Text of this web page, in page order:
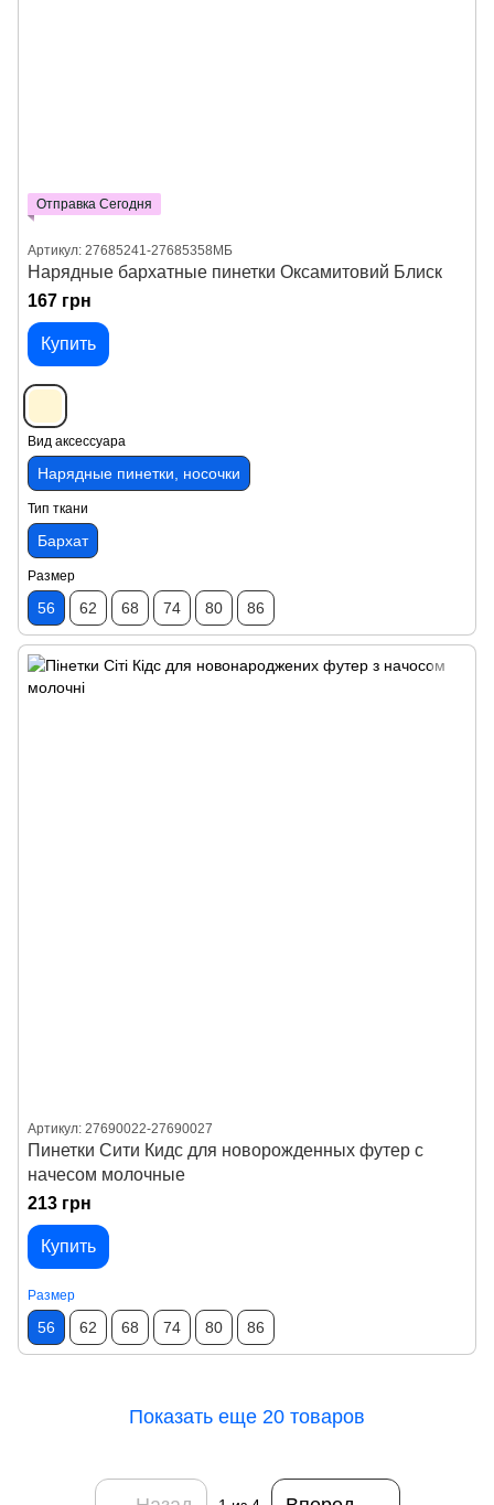
Отправка Сегодня
Артикул: 27685241-27685358МБ
Нарядные бархатные пинетки Оксамитовий Блиск
167 грн
Купить
Вид аксессуара
Нарядные пинетки, носочки
Тип ткани
Бархат
Размер
56 62 68 74 80 86
Артикул: 27690022-27690027
Пинетки Сити Кидс для новорожденных футер с
начесом молочные
213 грн
Купить
Размер
56 62 68 74 80 86
Показать еще 20 товаров